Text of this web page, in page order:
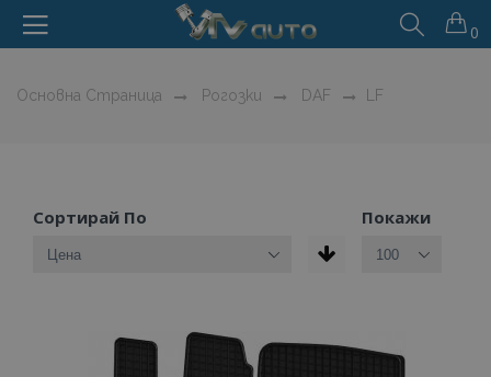
0
Основна Страница Рогозки DAF LF
Сортирай По Покажи